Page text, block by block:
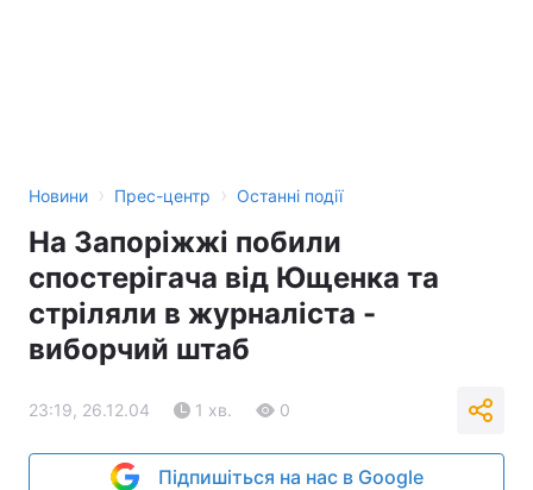
Новини › Прес-центр › Останні події
На Запоріжжі побили
спостерігача від Ющенка та
стріляли в журналіста -
виборчий штаб
23:19, 26.12.04 1 хв. 0
Підпишіться на нас в Google